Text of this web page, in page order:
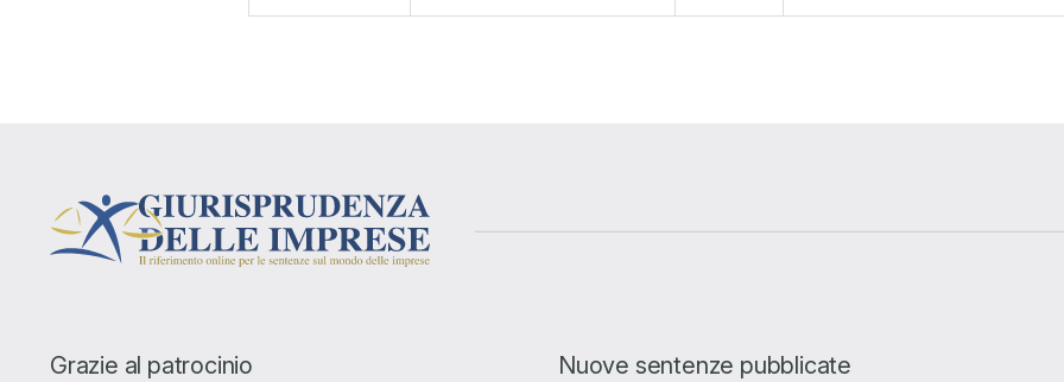
Grazie al patrocinio Nuove sentenze pubblicate